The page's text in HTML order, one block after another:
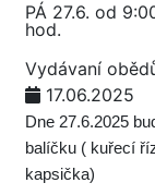
PÁ 27.6. od
hod.
Vydávaní
17.06.2025
Dne 27.6.2025
balíčku ( kuřecí
kapsička)